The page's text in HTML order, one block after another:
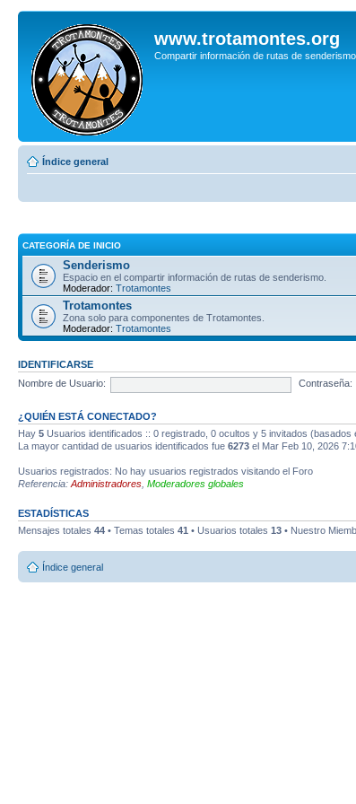
www.trotamontes.org
Compartir información de rutas de senderismo
Índice general
CATEGORÍA DE INICIO
Senderismo
Espacio en el compartir información de rutas de senderismo.
Moderador: Trotamontes
Trotamontes
Zona solo para componentes de Trotamontes.
Moderador: Trotamontes
IDENTIFICARSE
Nombre de Usuario:
Contraseña:
¿QUIÉN ESTÁ CONECTADO?
Hay 5 Usuarios identificados :: 0 registrado, 0 ocultos y 5 invitados
La mayor cantidad de usuarios identificados fue 6273 el Mar Feb 10, 2026
Usuarios registrados: No hay usuarios registrados visitando el Foro
Referencia: Administradores Moderadores globales
ESTADÍSTICAS
Mensajes totales 44 • Temas totales 41 • Usuarios totales 13 • Nuestro
Índice general